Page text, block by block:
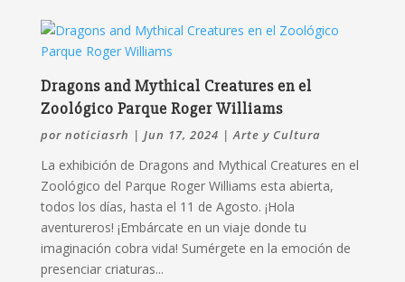
Dragons and Mythical Creatures en el
Zoológico Parque Roger Williams
por noticiasrh | Jun 17, 2024 |Arte y Cultura
La exhibición de Dragons and Mythical Creatures en el
Zoológico del Parque Roger Williams esta abierta,
todos los días, hasta el 11 de Agosto. ¡Hola
aventureros! ¡Embárcate en un viaje donde tu
imaginación cobra vida! Sumérgete en la emoción de
presenciar criaturas...